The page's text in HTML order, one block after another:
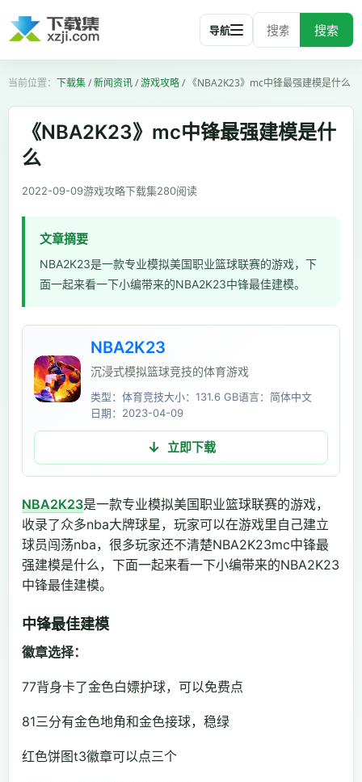
搜索
导航
下载集/新闻资讯/游戏攻略/ 《NBA2K23》mc中锋最强建模是什么
《NBA2K23》mc中锋最强建模是什
么
2022-09-09游戏攻略下载集280阅读
文章摘要
NBA2K23是一款专业模拟美国职业篮球联赛的游戏，下
面一起来看一下小编带来的NBA2K23中锋最佳建模。
NBA2K23
沉浸式模拟篮球竞技的体育游戏
类型：体育竞技大小：131.6 GB语言：简体中文
日期：2023-04-09
立即下载
NBA2K23是一款专业模拟美国职业篮球联赛的游戏，
收录了众多nba大牌球星，玩家可以在游戏里自己建立
球员闯荡nba，很多玩家还不清楚NBA2K23mc中锋最
强建模是什么，下面一起来看一下小编带来的NBA2K23
中锋最佳建模。
中锋最佳建模
徽章选择：
77背身卡了金色白嫖护球，可以免费点
81三分有金色地角和金色接球，稳绿
红色饼图t3徽章可以点三个